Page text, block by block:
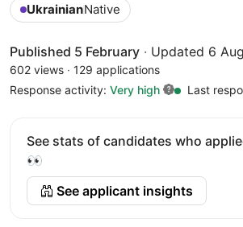
UkrainianNative
Published 5 February · Updated 6
602 views · 129 applications
Response activity: Very high Last
See stats of candidates who
👀
See applicant insights